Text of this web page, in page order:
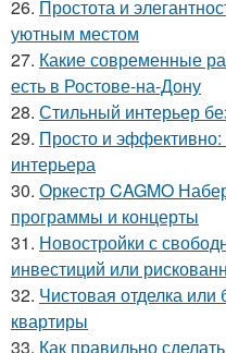
26. Простота и
уютным местом
27. Какие современные
есть в Ростове-на-Дону
28. Стильный интерьер
29. Просто и эффективно:
интерьера
30. Оркестр CAGMO
программы и концерты
31. Новостройки с
инвестиций или
32. Чистовая отделка или
квартиры
33. Как правильно